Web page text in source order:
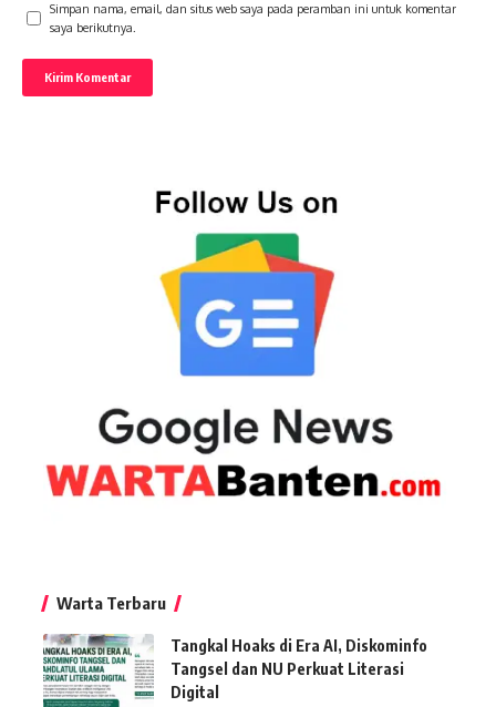
Simpan nama, email, dan situs web saya pada peramban ini untuk komentar
saya berikutnya.
Warta Terbaru
Tangkal Hoaks di Era AI, Diskominfo
Tangsel dan NU Perkuat Literasi
Digital